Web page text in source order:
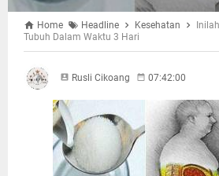
Home Headline Kesehatan
Tubuh Dalam Waktu 3 Hari
Rusli Cikoang 07:42:00